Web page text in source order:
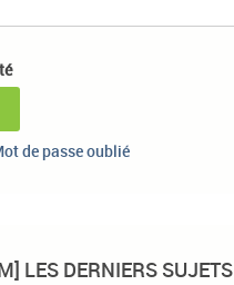
de passe oublié
LES DERNIERS SUJETS